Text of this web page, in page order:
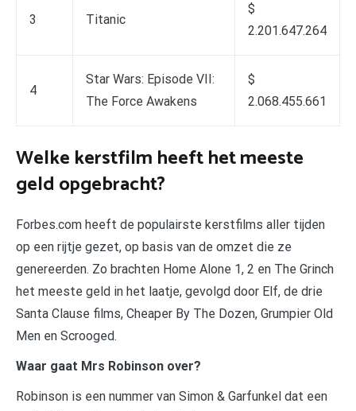
3 Titanic
$
2.201.647.264
4
Star Wars: Episode VII:
The Force Awakens
$
2.068.455.661
Welke kerstfilm heeft het meeste
geld opgebracht?
Forbes.com heeft de populairste kerstfilms aller tijden
op een rijtje gezet, op basis van de omzet die ze
genereerden. Zo brachten Home Alone 1, 2 en The Grinch
het meeste geld in het laatje, gevolgd door Elf, de drie
Santa Clause films, Cheaper By The Dozen, Grumpier Old
Men en Scrooged.
Waar gaat Mrs Robinson over?
Robinson is een nummer van Simon & Garfunkel dat een